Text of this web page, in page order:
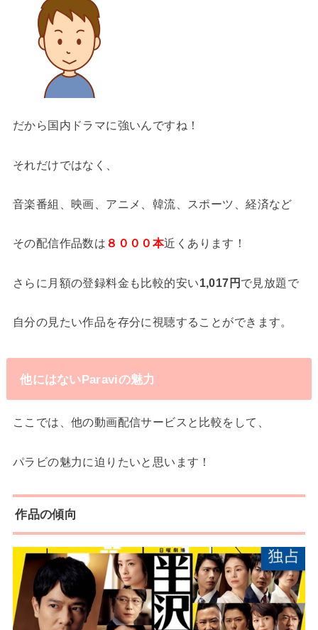
だから国内ドラマに強いんですね！
それだけではなく、
音楽番組、映画、アニメ、韓流、スポーツ、経済など
その配信作品数は ８０００本近くあります！
さらに月額の登録料金も比較的安い1,017円 で見放題で
自分の見たい作品を存分に視聴することができます。
他にはないParaviの魅力
ここでは、他の動画配信サービスと比較をして、
パラビの魅力に迫りたいと思います！
作品の傾向